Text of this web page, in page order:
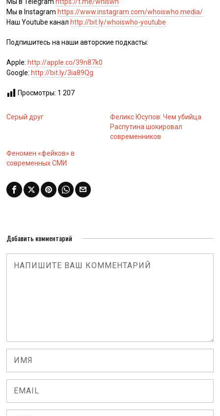
Мы в Telegram https://t.me/whiswh
Мы в Instagram https://www.instagram.com/whoiswho.media/
Наш Youtube канал http://bit.ly/whoiswho-youtube
Подпишитесь на наши авторские подкасты:
Apple: http://apple.co/39n87k0
Google: http://bit.ly/3ia89Qg
Просмотры: 1 207
Серый друг
Феликс Юсупов: Чем убийца
Распутина шокировал
современников
Феномен «фейков» в
современных СМИ
Добавить комментарий